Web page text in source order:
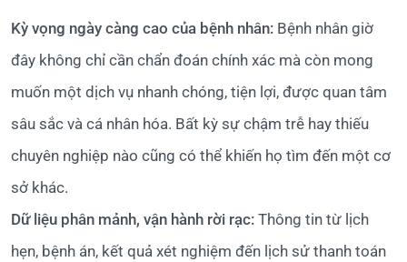
Kỳ vọng ngày càng cao của bệnh nhân: Bệnh nhân giờ
đây không chỉ cần chẩn đoán chính xác mà còn mong
muốn một dịch vụ nhanh chóng, tiện lợi, được quan tâm
sâu sắc và cá nhân hóa. Bất kỳ sự chậm trễ hay thiếu
chuyên nghiệp nào cũng có thể khiến họ tìm đến một cơ
sở khác.
Dữ liệu phân mảnh, vận hành rời rạc: Thông tin từ lịch
hẹn, bệnh án, kết quả xét nghiệm đến lịch sử thanh toán